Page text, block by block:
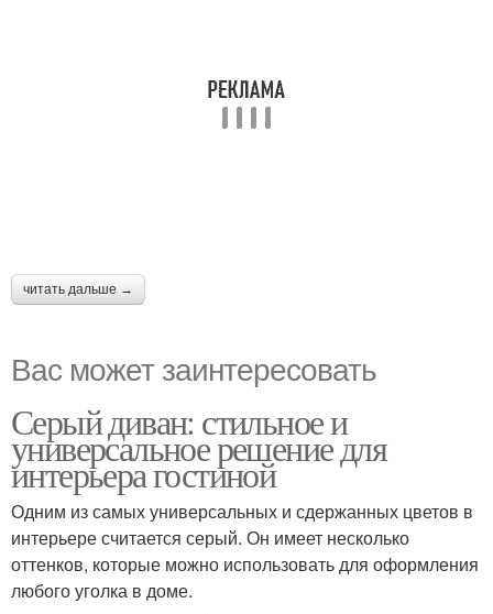
читать дальше →
Вас может заинтересовать
Серый диван: стильное и
универсальное решение для
интерьера гостиной
Одним из самых универсальных и сдержанных цветов в
интерьере считается серый. Он имеет несколько
оттенков, которые можно использовать для оформления
любого уголка в доме.